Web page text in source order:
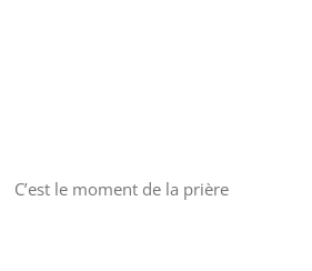
C’est le moment de la prière